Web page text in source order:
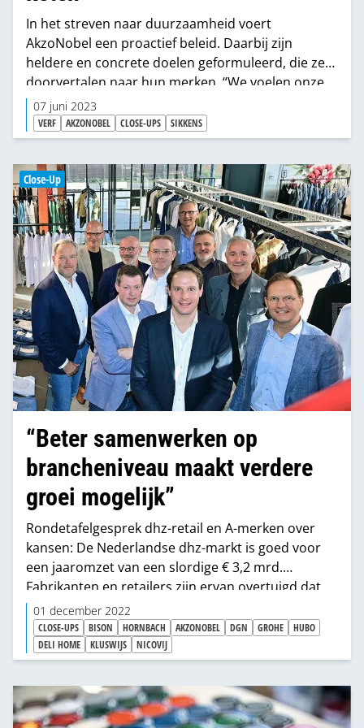
In het streven naar duurzaamheid voert
AkzoNobel een proactief beleid. Daarbij zijn
heldere en concrete doelen geformuleerd, die ze
doorvertalen naar hun merken. “We voelen onze
verantwoordelijkheid. Waar we invloed uit kunnen
oefenen, proberen we dat te doen.”
07 juni 2023
VERF AKZONOBEL CLOSE-UPS SIKKENS
Close-Up
“Beter samenwerken op
brancheniveau maakt verdere
groei mogelijk”
Rondetafelgesprek dhz-retail en A-merken over
kansen: De Nederlandse dhz-markt is goed voor
een jaaromzet van een slordige € 3,2 mrd.
Fabrikanten en retailers zijn ervan overtuigd dat
die markt kan groeien en onderkennen ook dat
intensievere samenwerking een voorwaarde is
voor die groei. Over de invulling van die
samenwerking verschillen ze nog wel van mening,
zo blijkt tijdens een rondetafelgesprek.
01 december 2022
CLOSE-UPS BISON HORNBACH AKZONOBEL DGN GROHE
HUBO
DELI HOME
KLUSWIJS NICOVIJ